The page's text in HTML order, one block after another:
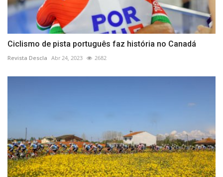
Ciclismo de pista português faz história no Canadá
Revista Descla Abr 24, 2023 2682